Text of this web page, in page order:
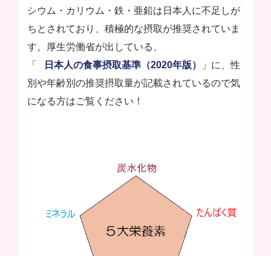
シウム・カリウム・鉄・亜鉛は日本人に不足しが
ちとされており、積極的な摂取が推奨されていま
す。厚生労働省が出している、
「
日本人の食事摂取基準（2020年版）
」に、性
別や年齢別の推奨摂取量が記載されているので気
になる方はご覧ください！